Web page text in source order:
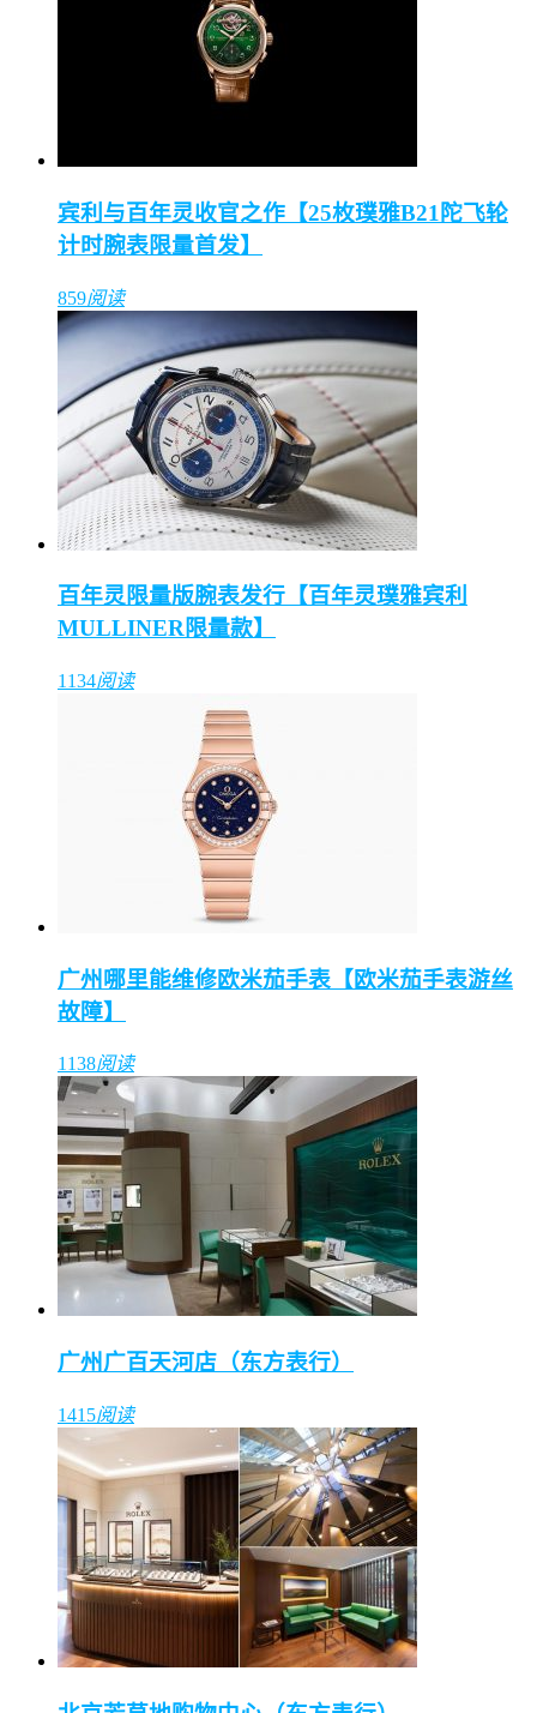
宾利与百年灵收官之作【25枚璞雅B21陀飞轮
计时腕表限量首发】
859阅读
百年灵限量版腕表发行【百年灵璞雅宾利
MULLINER限量款】
1134阅读
广州哪里能维修欧米茄手表【欧米茄手表游丝
故障】
1138阅读
广州广百天河店（东方表行）
1415阅读